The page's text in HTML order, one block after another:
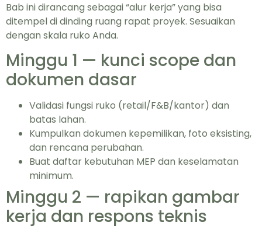
Bab ini dirancang sebagai “alur kerja” yang bisa
ditempel di dinding ruang rapat proyek. Sesuaikan
dengan skala ruko Anda.
Minggu 1 — kunci scope dan
dokumen dasar
Validasi fungsi ruko (retail/F&B/kantor) dan
batas lahan.
Kumpulkan dokumen kepemilikan, foto eksisting,
dan rencana perubahan.
Buat daftar kebutuhan MEP dan keselamatan
minimum.
Minggu 2 — rapikan gambar
kerja dan respons teknis